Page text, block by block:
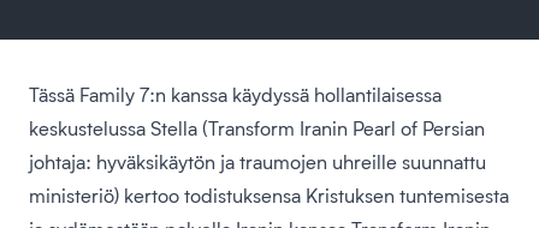
Tässä Family 7:n kanssa käydyssä hollantilaisessa
keskustelussa Stella (Transform Iranin Pearl of Persian
johtaja: hyväksikäytön ja traumojen uhreille suunnattu
ministeriö) kertoo todistuksensa Kristuksen tuntemisesta